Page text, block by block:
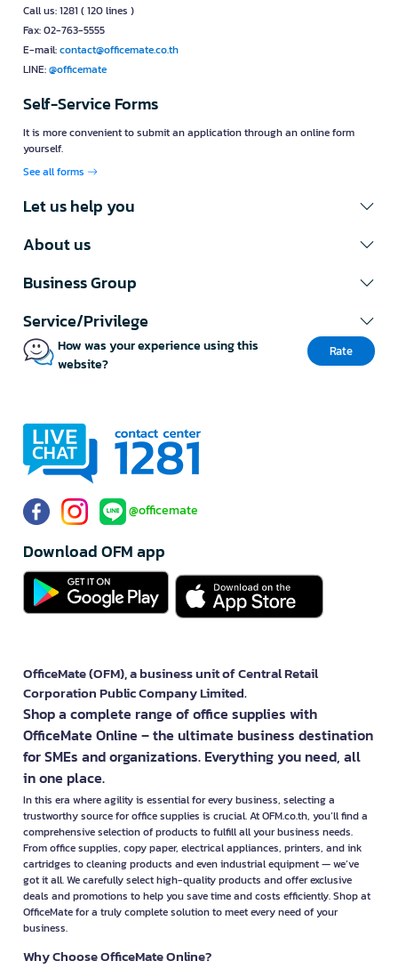
Call us: 1281 ( 120 lines )
Fax: 02-763-5555
E-mail:contact@officemate.co.th
LINE:@officemate
Self-Service Forms
It is more convenient to submit an application through an online form
yourself.
See all forms
Let us help you
About us
Business Group
Service/Privilege
How was your experience using this
website?
Rate
@officemate
Download OFM app
OfficeMate (OFM), a business unit of Central Retail
Corporation Public Company Limited.
Shop a complete range of office supplies with
OfficeMate Online – the ultimate business destination
for SMEs and organizations. Everything you need, all
in one place.
In this era where agility is essential for every business, selecting a
trustworthy source for office supplies is crucial. At OFM.co.th, you’ll find a
comprehensive selection of products to fulfill all your business needs.
From office supplies, copy paper, electrical appliances, printers, and ink
cartridges to cleaning products and even industrial equipment — we’ve
got it all. We carefully select high-quality products and offer exclusive
deals and promotions to help you save time and costs efficiently. Shop at
OfficeMate for a truly complete solution to meet every need of your
business.
Why Choose OfficeMate Online?